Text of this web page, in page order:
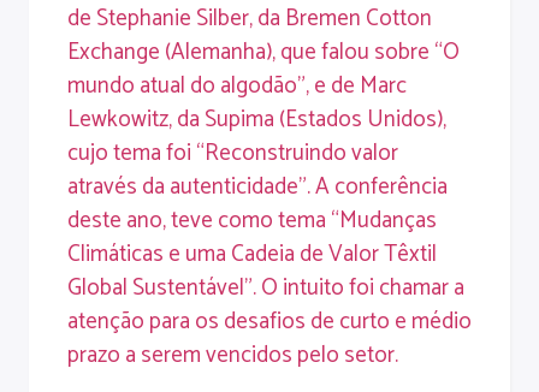
de Stephanie Silber, da Bremen Cotton
Exchange (Alemanha), que falou sobre “O
mundo atual do algodão”, e de Marc
Lewkowitz, da Supima (Estados Unidos),
cujo tema foi “Reconstruindo valor
através da autenticidade”. A conferência
deste ano, teve como tema “Mudanças
Climáticas e uma Cadeia de Valor Têxtil
Global Sustentável”. O intuito foi chamar a
atenção para os desafios de curto e médio
prazo a serem vencidos pelo setor.